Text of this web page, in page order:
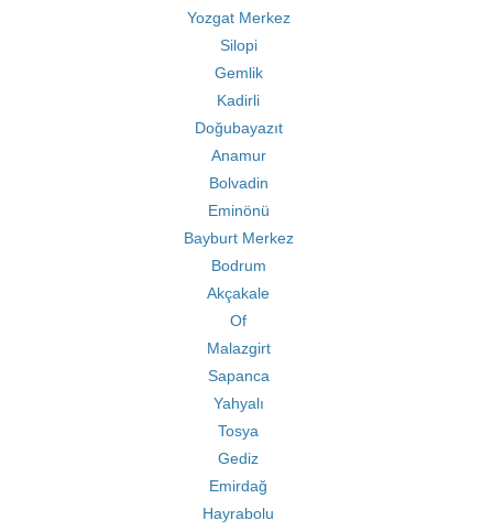
Yozgat Merkez
Silopi
Gemlik
Kadirli
Doğubayazıt
Anamur
Bolvadin
Eminönü
Bayburt Merkez
Bodrum
Akçakale
Of
Malazgirt
Sapanca
Yahyalı
Tosya
Gediz
Emirdağ
Hayrabolu